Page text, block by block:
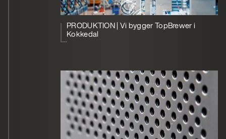
PRODUKTION | Vi bygger TopBrewer i
Kokkedal